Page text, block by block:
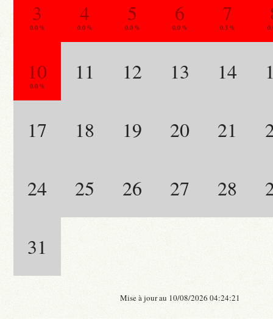
3
0.0 %
4
0.0 %
5
0.0 %
6
0.0 %
7
0.3 %
10
0.0 %
11 12 13 14
17 18 19 20 21
24 25 26 27 28
31
Mise à jour au 10/08/2026 04:24:21